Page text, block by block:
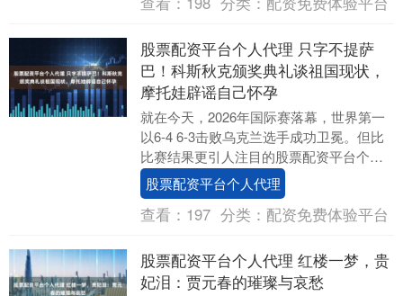
股票配资平台个人代理 只字不提萨
巴！科斯秋克颁奖典礼谈祖国现状，
摩托娃辟谣自己怀孕
就在今天，2026年国际赛落幕，世界第一
以6-4 6-3击败乌克兰选手成功卫冕。但比
比赛结果更引人注目的股票配资平台个人
代理，是后者在颁奖仪式上那番充满争议
性的....
股票配资平台个人代理
查看： 197 分类： 配资免费体验平台
股票配资平台个人代理 红楼一梦，贵
妃泪：贾元春的璀璨与哀愁